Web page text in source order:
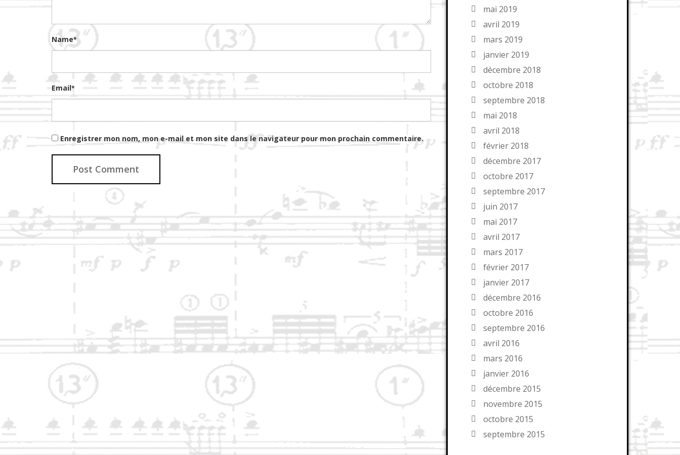
Name*
Email*
Enregistrer mon nom, mon e-mail et mon site dans le navigateur pour mon prochain commentaire.
mai 2019
avril 2019
mars 2019
janvier 2019
décembre 2018
octobre 2018
septembre 2018
mai 2018
avril 2018
février 2018
décembre 2017
octobre 2017
septembre 2017
juin 2017
mai 2017
avril 2017
mars 2017
février 2017
janvier 2017
décembre 2016
octobre 2016
septembre 2016
avril 2016
mars 2016
janvier 2016
décembre 2015
novembre 2015
octobre 2015
septembre 2015